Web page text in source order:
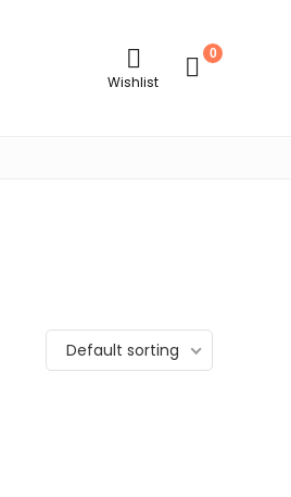
Wishlist
0
Default sorting